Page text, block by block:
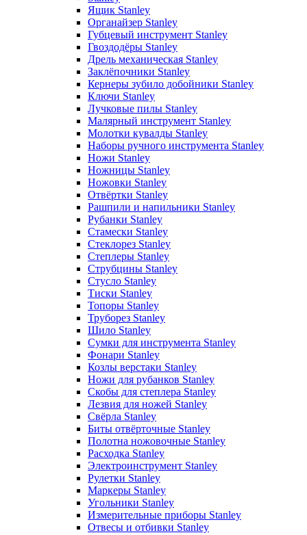
Ящик Stanley
Органайзер Stanley
Губцевый инструмент Stanley
Гвоздодёры Stanley
Дрель механическая Stanley
Заклёпочники Stanley
Кернеры зубило добойники Stanley
Ключи Stanley
Лучковые пилы Stanley
Малярный инструмент Stanley
Молотки кувалды Stanley
Наборы ручного инструмента Stanley
Ножи Stanley
Ножницы Stanley
Ножовки Stanley
Отвёртки Stanley
Рашпили и напильники Stanley
Рубанки Stanley
Стамески Stanley
Стеклорез Stanley
Степлеры Stanley
Струбцины Stanley
Стусло Stanley
Тиски Stanley
Топоры Stanley
Труборез Stanley
Шило Stanley
Сумки для инструмента Stanley
Фонари Stanley
Козлы верстаки Stanley
Ножи для рубанков Stanley
Скобы для степлера Stanley
Лезвия для ножей Stanley
Свёрла Stanley
Биты отвёрточные Stanley
Полотна ножовочные Stanley
Расходка Stanley
Электроинструмент Stanley
Рулетки Stanley
Маркеры Stanley
Угольники Stanley
Измерительные приборы Stanley
Отвесы и отбивки Stanley